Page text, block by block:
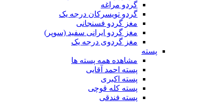
گردو مراغه
گردو تویسرکان درجه یک
مغز گردو فسنجانی
مغز گردو ایرانی سفید (سوپر)
مغز گردوی درجه یک
پسته
مشاهده همه پسته ها
پسته احمد آقایی
پسته اکبری
پسته کله قوچی
پسته فندقی